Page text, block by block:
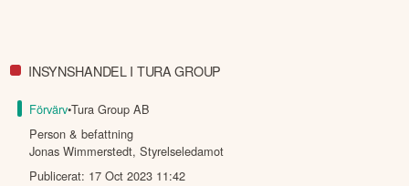
INSYNSHANDEL I TURA GROUP
Förvärv•Tura Group AB
Person & befattning
Jonas Wimmerstedt,Styrelseledamot
Publicerat: 17 Oct 2023 11:42